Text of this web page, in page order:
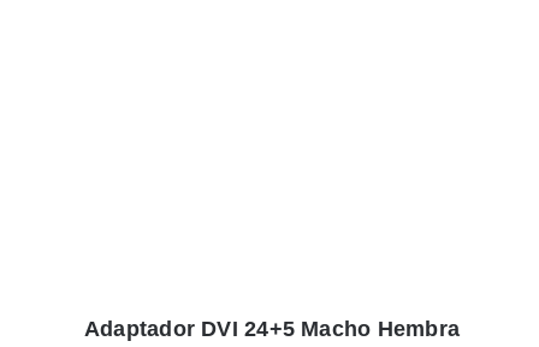
Adaptador DVI 24+5 Macho Hembra